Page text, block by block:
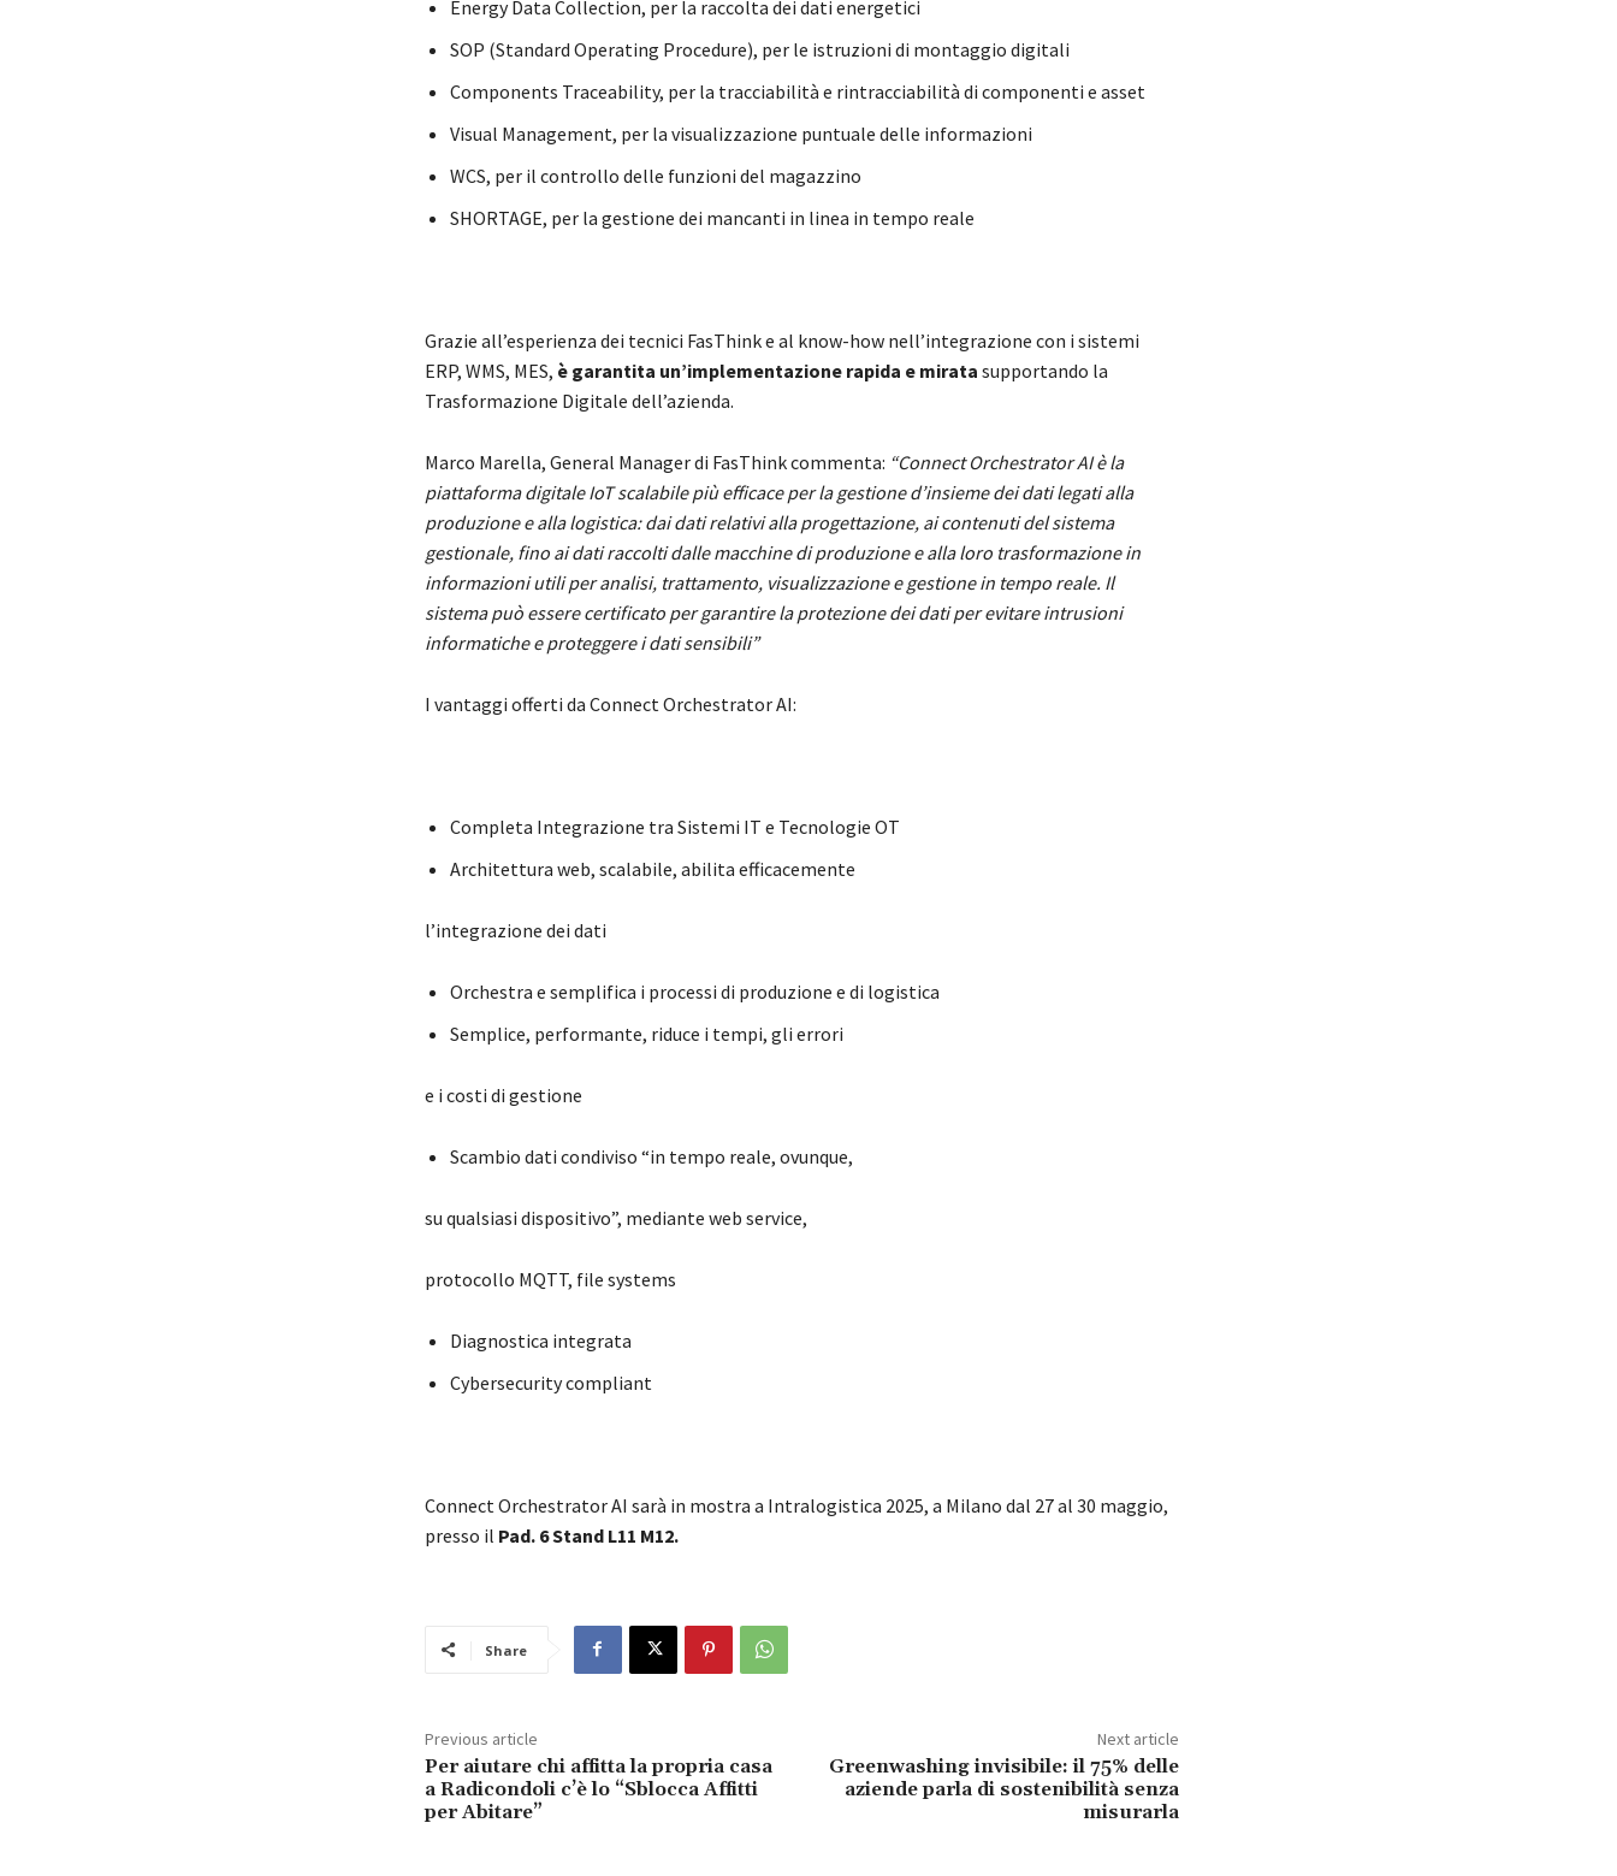
Energy Data Collection, per la raccolta dei dati energetici
SOP (Standard Operating Procedure), per le istruzioni di montaggio digitali
Components Traceability, per la tracciabilità e rintracciabilità di componenti e asset
Visual Management, per la visualizzazione puntuale delle informazioni
WCS, per il controllo delle funzioni del magazzino
SHORTAGE, per la gestione dei mancanti in linea in tempo reale
Grazie all’esperienza dei tecnici FasThink e al know-how nell’integrazione con i sistemi
ERP, WMS, MES, è garantita un’implementazione rapida e mirata supportando la
Trasformazione Digitale dell’azienda.
Marco Marella, General Manager di FasThink commenta: “Connect Orchestrator AI è la
piattaforma digitale IoT scalabile più efficace per la gestione d’insieme dei dati legati alla
produzione e alla logistica: dai dati relativi alla progettazione, ai contenuti del sistema
gestionale, fino ai dati raccolti dalle macchine di produzione e alla loro trasformazione in
informazioni utili per analisi, trattamento, visualizzazione e gestione in tempo reale. Il
sistema può essere certificato per garantire la protezione dei dati per evitare intrusioni
informatiche e proteggere i dati sensibili”
I vantaggi offerti da Connect Orchestrator AI:
Completa Integrazione tra Sistemi IT e Tecnologie OT
Architettura web, scalabile, abilita efficacemente
l’integrazione dei dati
Orchestra e semplifica i processi di produzione e di logistica
Semplice, performante, riduce i tempi, gli errori
e i costi di gestione
Scambio dati condiviso “in tempo reale, ovunque,
su qualsiasi dispositivo”, mediante web service,
protocollo MQTT, file systems
Diagnostica integrata
Cybersecurity compliant
Connect Orchestrator AI sarà in mostra a Intralogistica 2025, a Milano dal 27 al 30 maggio,
presso il Pad. 6 Stand L11 M12.
Share
Previous article
Per aiutare chi affitta la propria casa
a Radicondoli c’è lo “Sblocca Affitti
per Abitare”
Next article
Greenwashing invisibile: il 75% delle
aziende parla di sostenibilità senza
misurarla